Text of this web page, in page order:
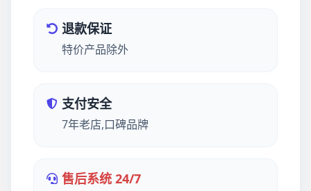
退款保证
特价产品除外
支付安全
7年老店,口碑品牌
售后系统 24/7